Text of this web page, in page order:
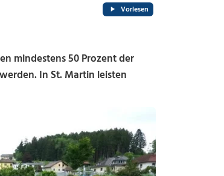
Vorlesen
mindestens 50 Prozent der
In St. Martin leisten